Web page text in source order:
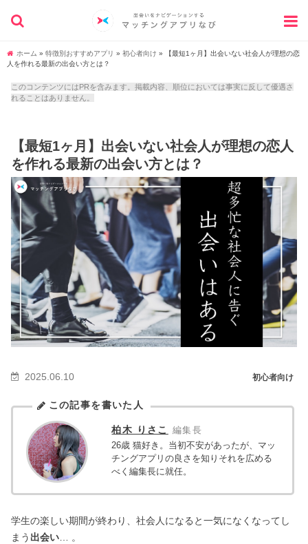
ホーム » 特徴別おすすめアプリ » 初心者向け » 【最短1ヶ月】出会いない社会人が理想の恋
人を作れる最新の出会い方とは？
このコンテンツにはPRを含みます。掲載内容、順位においては事実に反して優遇さ
れることはありません。
【最短1ヶ月】出会いない社会人が理想の恋人
を作れる最新の出会い方とは？
初心者向け
2025.06.10
この記事を書いた人
柏木 りさこ
編集長
26歳 猫好き。当初不安があったが、マッ
チングアプリの良さを知りそれを広める
べく編集長に就任。
学生の楽しい期間が終わり、社会人になると一気になくなってし
まう 出会い … 。